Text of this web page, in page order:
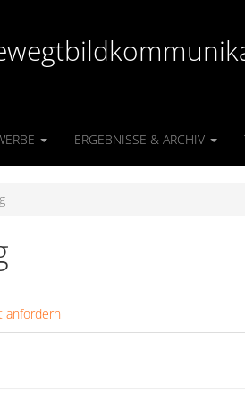
ERGEBNISSE & ARCHIV
anfordern